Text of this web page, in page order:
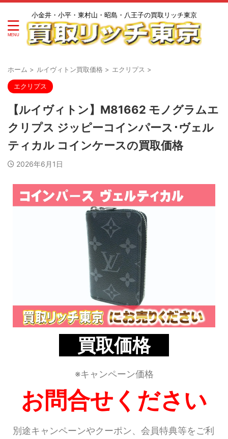
小金井・小平・東村山・昭島・八王子の買取リッチ東京
ホーム > ルイヴィトン買取価格 > エクリプス >
エクリプス
【ルイヴィトン】M81662 モノグラムエ
クリプス ジッピーコインパース･ヴェル
ティカル コインケースの買取価格
2026年6月1日
買取価格
※キャンペーン価格
お問合せください
別途キャンペーンやクーポン、会員特典等をご利